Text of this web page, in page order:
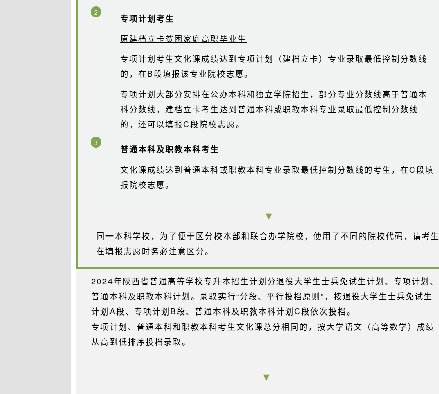
2
专项计划考生
原建档立卡贫困家庭高职毕业生
专项计划考生文化课成绩达到专项计划（建档立卡）专业录取最低控制分数线
的，在B段填报该专业院校志愿。
专项计划大部分安排在公办本科和独立学院招生，部分专业分数线高于普通本
科分数线，建档立卡考生达到普通本科或职教本科专业录取最低控制分数线
的，还可以填报C段院校志愿。
3
普通本科及职教本科考生
文化课成绩达到普通本科或职教本科专业录取最低控制分数线的考生，在C段填
报院校志愿。
▼
同一本科学校，为了便于区分校本部和联合办学院校，使用了不同的院校代码，请考生
在填报志愿时务必注意区分。
2024年陕西省普通高等学校专升本招生计划分退役大学生士兵免试生计划、专项计划、
普通本科及职教本科计划。录取实行“分段、平行投档原则”，按退役大学生士兵免试生
计划A段、专项计划B段、普通本科及职教本科计划C段依次投档。
专项计划、普通本科和职教本科考生文化课总分相同的，按大学语文（高等数学）成绩
从高到低排序投档录取。
▼